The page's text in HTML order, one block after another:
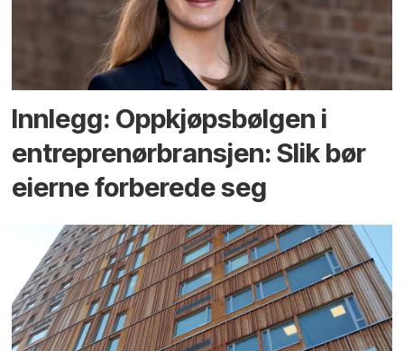
Innlegg: Oppkjøps­bølgen i
entreprenør­bransjen: Slik bør
eierne forberede seg